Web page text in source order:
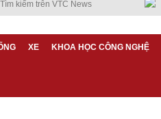
XE KHOA HỌC CÔNG NGHỆ